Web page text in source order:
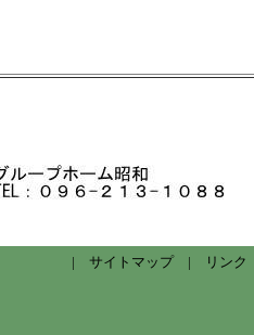
| サイトマップ | リン